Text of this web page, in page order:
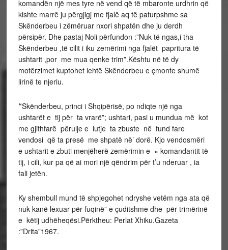
komandën një mes tyre në vend që të mbaronte urdhrin që
kishte marrë ju përgjigj me fjalë aq të paturpshme sa
Skënderbeu i zëmëruar nxori shpatën dhe ju derdh
përsipër. Dhe pastaj Noli përfundon :”Nuk të ngas,i tha
Skënderbeu ,të cilit i iku zemërimi nga fjalët papritura të
ushtarit ,por me mua qenke trim”.Kështu në të dy
motërzimet kuptohet lehtë Skënderbeu e çmonte shumë
lirinë te njeriu.
“Skënderbeu, princi i Shqipërisë, po ndiqte një nga
ushtarët e tij për ta vrarë”; ushtari, pasi u mundua më kot
me gjithfarë përulje e lutje ta zbuste në fund fare
vendosi që ta presë me shpatë në’ dorë. Kjo vendosmëri
e ushtarit e zbuti menjëherë zemërimin e « komandantit të
tij, i cili, kur pa që ai mori një qëndrim për t’u nderuar , ia
fali jetën.
Ky shembull mund të shpjegohet ndryshe vetëm nga ata që
nuk kanë lexuar për fuqinë” e çuditshme dhe për trimërinë
e këtij udhëheqësi.Përktheu: Perlat Xhiku.Gazeta
:”Drita”1967.